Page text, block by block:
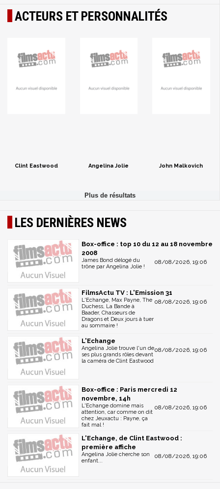
ACTEURS ET PERSONNALITÉS
Clint Eastwood Angelina Jolie John Malkovich
LES DERNIÈRES NEWS
Box-office : top 10 du 12 au 18 novembre
2008
08/08/2026, 19:06
James Bond délogé du
trône par Angelina Jolie !
FilmsActu TV : L'Emission 31
08/08/2026, 19:06
L'Echange, Max Payne, The
Duchess, La Bande à
Baader, Chasseurs de
Dragons et Deux jours à tuer
au sommaire !
L'Echange
08/08/2026, 19:06
Angelina Jolie trouve l'un de
ses plus grands rôles devant
la caméra de Clint Eastwood
Box-office : Paris mercredi 12
novembre, 14h
08/08/2026, 19:06
L'Echange domine mais
attention, car comme on dit
chez Jeuxactu : Payne, ça
fait mal !
L'Echange, de Clint Eastwood :
première affiche
08/08/2026, 19:06
Angelina Jolie cherche son
enfant...